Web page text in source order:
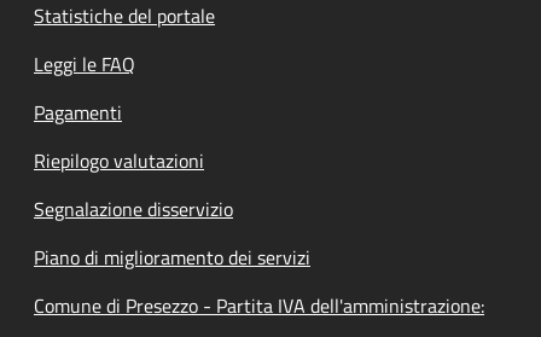
Statistiche del portale
Leggi le FAQ
Pagamenti
Riepilogo valutazioni
Segnalazione disservizio
Piano di miglioramento dei servizi
Comune di Presezzo - Partita IVA dell'amministrazione: